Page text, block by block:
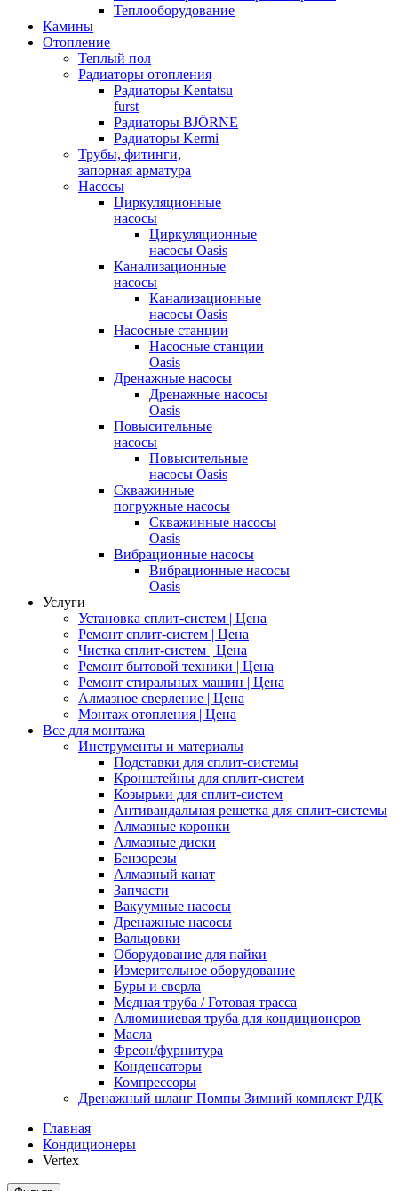
Теплооборудование
Камины
Отопление
Теплый пол
Радиаторы отопления
Радиаторы Kentatsu
furst
Радиаторы BJÖRNE
Радиаторы Kermi
Трубы, фитинги,
запорная арматура
Насосы
Циркуляционные
насосы
Циркуляционные
насосы Oasis
Канализационные
насосы
Канализационные
насосы Oasis
Насосные станции
Насосные станции
Oasis
Дренажные насосы
Дренажные насосы
Oasis
Повысительные
насосы
Повысительные
насосы Oasis
Скважинные
погружные насосы
Скважинные насосы
Oasis
Вибрационные насосы
Вибрационные насосы
Oasis
Услуги
Установка сплит-систем | Цена
Ремонт сплит-систем | Цена
Чистка сплит-систем | Цена
Ремонт бытовой техники | Цена
Ремонт стиральных машин | Цена
Алмазное сверление | Цена
Монтаж отопления | Цена
Все для монтажа
Инструменты и материалы
Подставки для сплит-системы
Кронштейны для сплит-систем
Козырьки для сплит-систем
Антивандальная решетка для сплит-системы
Алмазные коронки
Алмазные диски
Бензорезы
Алмазный канат
Запчасти
Вакуумные насосы
Дренажные насосы
Вальцовки
Оборудование для пайки
Измерительное оборудование
Буры и сверла
Медная труба / Готовая трасса
Алюминиевая труба для кондиционеров
Масла
Фреон/фурнитура
Конденсаторы
Компрессоры
Дренажный шланг Помпы Зимний комплект РДК
Главная
Кондиционеры
Vertex